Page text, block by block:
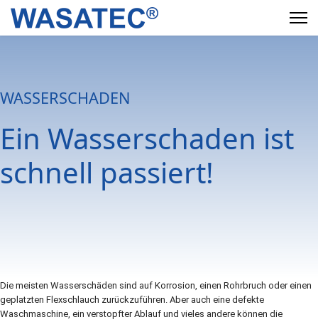
WASSERSCHADEN
Ein Wasserschaden ist
schnell passiert!
Die meisten Wasserschäden sind auf Korrosion, einen Rohrbruch oder einen
geplatzten Flexschlauch zurückzuführen. Aber auch eine defekte
Waschmaschine, ein verstopfter Ablauf und vieles andere können die